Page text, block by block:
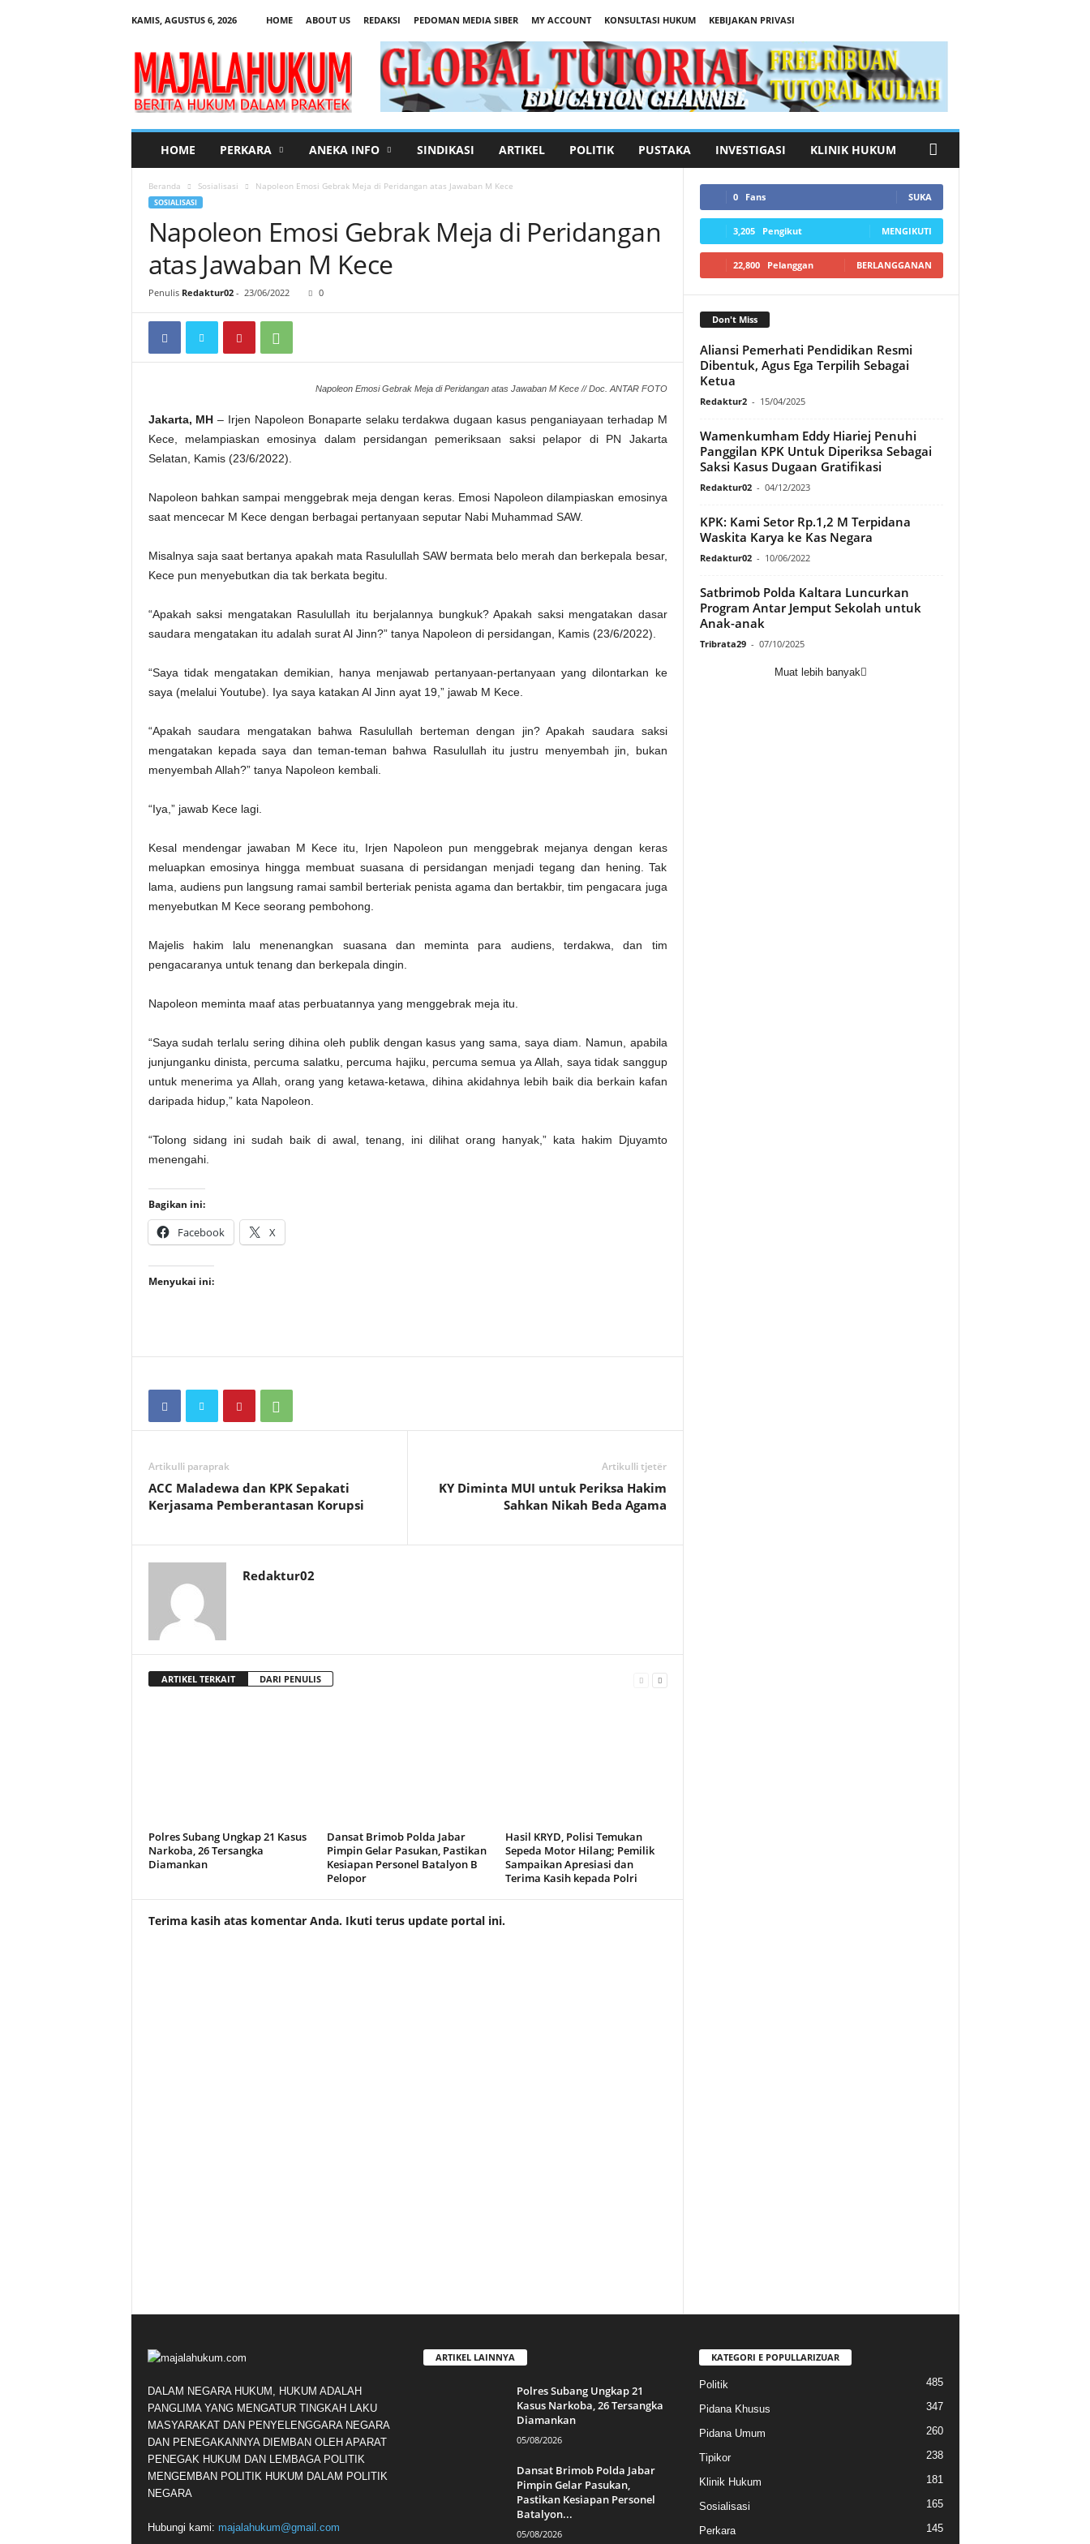
KAMIS, AGUSTUS 6, 2026 HOME ABOUT US REDAKSI PEDOMAN MEDIA SIBER MY ACCOUNT KONSULTASI HUKUM
KEBIJAKAN PRIVASI
a
HOME PERKARA ANEKA INFO SINDIKASI ARTIKEL POLITIK PUSTAKA INVESTIGASI KLINIK HUKUM
Beranda Sosialisasi Napoleon Emosi Gebrak Meja di Peridangan atas Jawaban M Kece
SOSIALISASI
Napoleon Emosi Gebrak Meja di Peridangan
atas Jawaban M Kece
Penulis Redaktur02- 23/06/2022 0
Napoleon Emosi Gebrak Meja di Peridangan atas Jawaban M Kece // Doc. ANTAR FOTO
Jakarta, MH – Irjen Napoleon Bonaparte selaku terdakwa dugaan kasus penganiayaan terhadap M
Kece, melampiaskan emosinya dalam persidangan pemeriksaan saksi pelapor di PN Jakarta
Selatan, Kamis (23/6/2022).
Napoleon bahkan sampai menggebrak meja dengan keras. Emosi Napoleon dilampiaskan emosinya
saat mencecar M Kece dengan berbagai pertanyaan seputar Nabi Muhammad SAW.
Misalnya saja saat bertanya apakah mata Rasulullah SAW bermata belo merah dan berkepala besar,
Kece pun menyebutkan dia tak berkata begitu.
“Apakah saksi mengatakan Rasulullah itu berjalannya bungkuk? Apakah saksi mengatakan dasar
saudara mengatakan itu adalah surat Al Jinn?” tanya Napoleon di persidangan, Kamis (23/6/2022).
“Saya tidak mengatakan demikian, hanya menjawab pertanyaan-pertanyaan yang dilontarkan ke
saya (melalui Youtube). Iya saya katakan Al Jinn ayat 19,” jawab M Kece.
“Apakah saudara mengatakan bahwa Rasulullah berteman dengan jin? Apakah saudara saksi
mengatakan kepada saya dan teman-teman bahwa Rasulullah itu justru menyembah jin, bukan
menyembah Allah?” tanya Napoleon kembali.
“Iya,” jawab Kece lagi.
Kesal mendengar jawaban M Kece itu, Irjen Napoleon pun menggebrak mejanya dengan keras
meluapkan emosinya hingga membuat suasana di persidangan menjadi tegang dan hening. Tak
lama, audiens pun langsung ramai sambil berteriak penista agama dan bertakbir, tim pengacara juga
menyebutkan M Kece seorang pembohong.
Majelis hakim lalu menenangkan suasana dan meminta para audiens, terdakwa, dan tim
pengacaranya untuk tenang dan berkepala dingin.
Napoleon meminta maaf atas perbuatannya yang menggebrak meja itu.
“Saya sudah terlalu sering dihina oleh publik dengan kasus yang sama, saya diam. Namun, apabila
junjunganku dinista, percuma salatku, percuma hajiku, percuma semua ya Allah, saya tidak sanggup
untuk menerima ya Allah, orang yang ketawa-ketawa, dihina akidahnya lebih baik dia berkain kafan
daripada hidup,” kata Napoleon.
“Tolong sidang ini sudah baik di awal, tenang, ini dilihat orang hanyak,” kata hakim Djuyamto
menengahi.
Bagikan ini:
Facebook X
Menyukai ini:
Artikulli paraprak
ACC Maladewa dan KPK Sepakati
Kerjasama Pemberantasan Korupsi
Artikulli tjetër
KY Diminta MUI untuk Periksa Hakim
Sahkan Nikah Beda Agama
Redaktur02
ARTIKEL TERKAIT DARI PENULIS
Polres Subang Ungkap 21 Kasus
Narkoba, 26 Tersangka
Diamankan
Dansat Brimob Polda Jabar
Pimpin Gelar Pasukan, Pastikan
Kesiapan Personel Batalyon B
Pelopor
Hasil KRYD, Polisi Temukan
Sepeda Motor Hilang; Pemilik
Sampaikan Apresiasi dan
Terima Kasih kepada Polri
Terima kasih atas komentar Anda. Ikuti terus update portal ini.
0 Fans SUKA
3,205 Pengikut MENGIKUTI
22,800 Pelanggan BERLANGGANAN
Don't Miss
Aliansi Pemerhati Pendidikan Resmi
Dibentuk, Agus Ega Terpilih Sebagai
Ketua
Redaktur2 - 15/04/2025
Wamenkumham Eddy Hiariej Penuhi
Panggilan KPK Untuk Diperiksa Sebagai
Saksi Kasus Dugaan Gratifikasi
Redaktur02 - 04/12/2023
KPK: Kami Setor Rp.1,2 M Terpidana
Waskita Karya ke Kas Negara
Redaktur02 - 10/06/2022
Satbrimob Polda Kaltara Luncurkan
Program Antar Jemput Sekolah untuk
Anak-anak
Tribrata29 - 07/10/2025
Muat lebih banyak
DALAM NEGARA HUKUM, HUKUM ADALAH
PANGLIMA YANG MENGATUR TINGKAH LAKU
MASYARAKAT DAN PENYELENGGARA NEGARA
DAN PENEGAKANNYA DIEMBAN OLEH APARAT
PENEGAK HUKUM DAN LEMBAGA POLITIK
MENGEMBAN POLITIK HUKUM DALAM POLITIK
NEGARA
Hubungi kami: majalahukum@gmail.com
ARTIKEL LAINNYA
Polres Subang Ungkap 21
Kasus Narkoba, 26 Tersangka
Diamankan
05/08/2026
Dansat Brimob Polda Jabar
Pimpin Gelar Pasukan,
Pastikan Kesiapan Personel
Batalyon...
05/08/2026
KATEGORI E POPULLARIZUAR
Politik 485
Pidana Khusus 347
Pidana Umum 260
Tipikor 238
Klinik Hukum 181
Sosialisasi 165
Perkara 145